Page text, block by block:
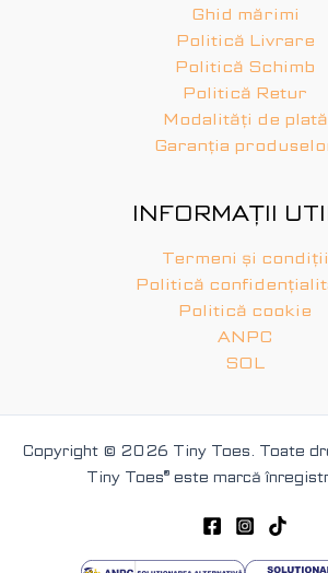
Ghid mărimi
Politică Livrare
Politică Schimb
Politică Retur
Modalități de plată
Garanția
INFORMAȚII
Termeni și condiții
Politică
Politică cookie
ANPC
SOL
Copyright © 2026 Tiny Toes. Toate
Tiny Toes®este marcă